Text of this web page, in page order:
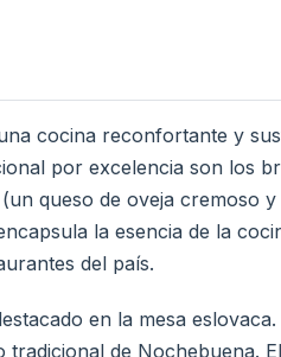
cocina reconfortante y
por excelencia son los
queso de oveja cremoso
la esencia de la
del país.
en la mesa
tradicional de Nochebuena.